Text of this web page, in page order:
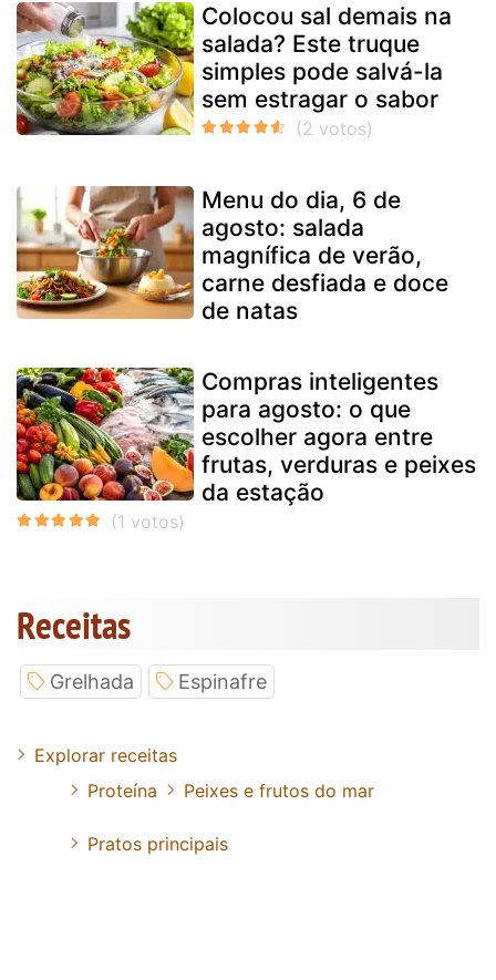
Colocou sal demais na
salada? Este truque
simples pode salvá-la
sem estragar o sabor
Menu do dia, 6 de
agosto: salada
magnífica de verão,
carne desfiada e doce
de natas
Compras inteligentes
para agosto: o que
escolher agora entre
frutas, verduras e peixes
da estação
Receitas
Grelhada Espinafre
Explorar receitas
Proteína
Peixes e frutos do mar
Pratos principais